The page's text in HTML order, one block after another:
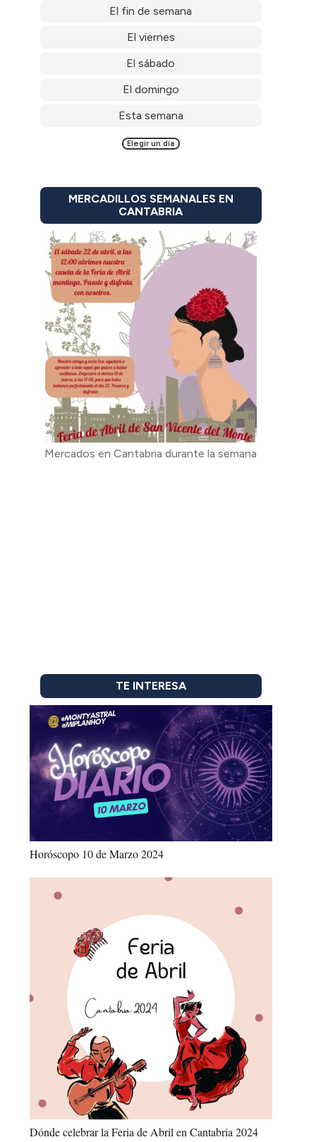
El fin de semana
El viernes
El sábado
El domingo
Esta semana
Elegir un día
MERCADILLOS SEMANALES EN
CANTABRIA
Mercados en Cantabria durante la semana
TE INTERESA
Horóscopo 10 de Marzo 2024
Dónde celebrar la Feria de Abril en Cantabria 2024